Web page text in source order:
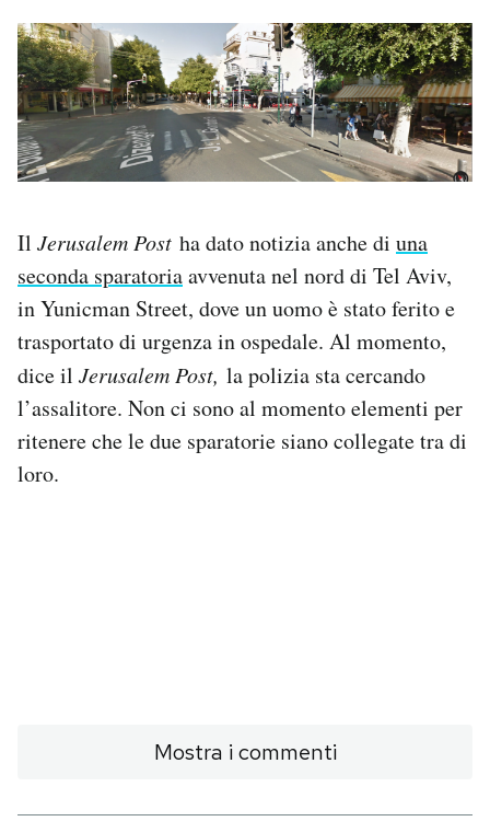
Il Jerusalem Post ha dato notizia anche di una
seconda sparatoriaavvenuta nel nord di Tel Aviv,
in Yunicman Street, dove un uomo è stato ferito e
trasportato di urgenza in ospedale. Al momento,
dice il Jerusalem Post, la polizia sta cercando
l’assalitore. Non ci sono al momento elementi per
ritenere che le due sparatorie siano collegate tra di
loro.
Mostra i commenti